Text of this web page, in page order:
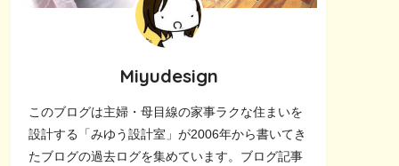
Miyudesign
このブログは主婦・母目線の家事ラクな住まいを
設計する「みゆう設計室」が2006年から書いてき
たブログの過去ログを集めています。ブログ記事